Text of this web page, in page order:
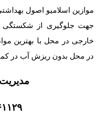
موازین اسلامیو اصول
جهت جلوگیری از شکستگی
خارجی در محل با بهترین
در محل بدون ریزش آب در